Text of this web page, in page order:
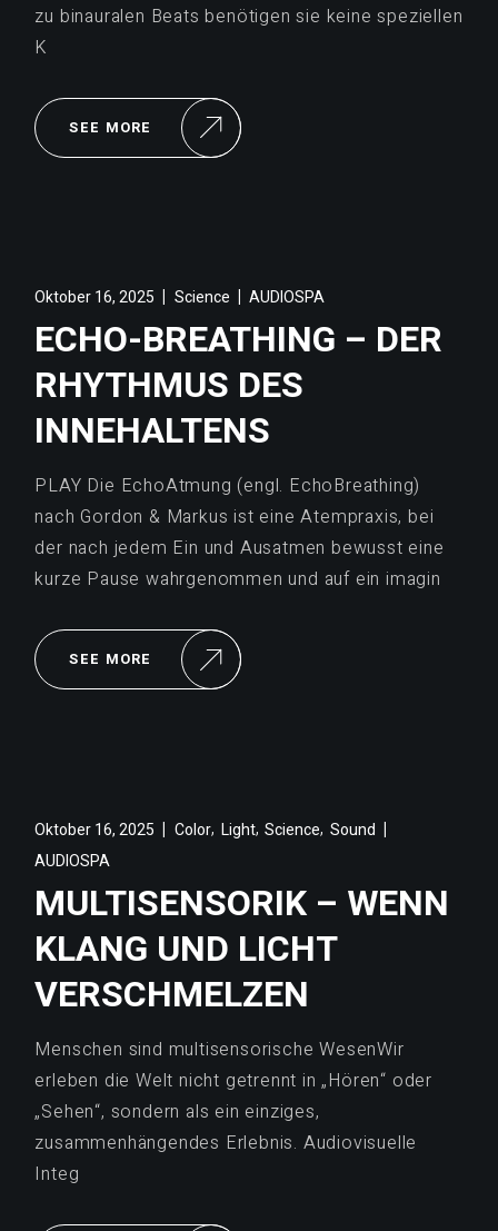
zu binauralen Beats benötigen sie keine speziellen
K
SEE MORE
Oktober 16, 2025 Science AUDIOSPA
ECHO-BREATHING – DER
RHYTHMUS DES
INNEHALTENS
PLAY Die EchoAtmung (engl. EchoBreathing)
nach Gordon & Markus ist eine Atempraxis, bei
der nach jedem Ein und Ausatmen bewusst eine
kurze Pause wahrgenommen und auf ein imagin
SEE MORE
Oktober 16, 2025 Color, Light,Science, Sound
AUDIOSPA
MULTISENSORIK – WENN
KLANG UND LICHT
VERSCHMELZEN
Menschen sind multisensorische WesenWir
erleben die Welt nicht getrennt in „Hören“ oder
„Sehen“, sondern als ein einziges,
zusammenhängendes Erlebnis. Audiovisuelle
Integ